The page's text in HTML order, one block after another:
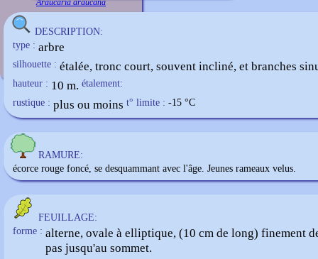
Araucaria araucana
DESCRIPTION:
type : arbre
silhouette : étalée, tronc court, souvent incliné, et branches
hauteur : 10 m. étalement:
rustique : plus ou moins t° limite : -15 °C
RAMURE:
écorce rouge foncé, se desquammant avec l'âge. Jeunes rameaux velus.
FEUILLAGE:
forme : alterne, ovale à elliptique, (10 cm de long) finement
pas jusqu'au sommet.